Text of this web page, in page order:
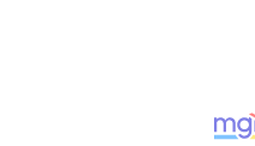
durch eine